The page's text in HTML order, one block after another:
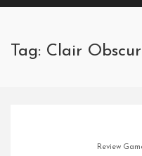
Tag: Clair
Review